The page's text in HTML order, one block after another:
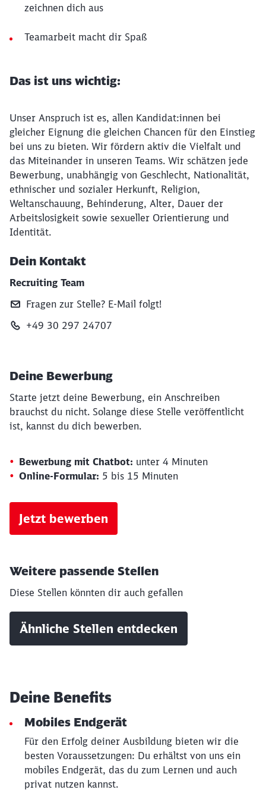
zeichnen dich aus
Teamarbeit macht dir Spaß
Das ist uns wichtig:
Unser Anspruch ist es, allen Kandidat:innen bei
gleicher Eignung die gleichen Chancen für den Einstieg
bei uns zu bieten. Wir fördern aktiv die Vielfalt und
das Miteinander in unseren Teams. Wir schätzen jede
Bewerbung, unabhängig von Geschlecht, Nationalität,
ethnischer und sozialer Herkunft, Religion,
Weltanschauung, Behinderung, Alter, Dauer der
Arbeitslosigkeit sowie sexueller Orientierung und
Identität.
Dein Kontakt
Recruiting Team
Fragen zur Stelle? E‑Mail folgt!
+49 30 297 24707
Deine Bewerbung
Starte jetzt deine Bewerbung, ein Anschreiben
brauchst du nicht. Solange diese Stelle veröffentlicht
ist, kannst du dich bewerben.
Bewerbung mit Chatbot: unter 4 Minuten
Online-Formular: 5 bis 15 Minuten
Jetzt bewerben
Weitere passende Stellen
Diese Stellen könnten dir auch gefallen
Ähnliche Stellen entdecken
Deine Benefits
Mobiles Endgerät
Für den Erfolg deiner Ausbildung bieten wir die
besten Voraussetzungen: Du erhältst von uns ein
mobiles Endgerät, das du zum Lernen und auch
privat nutzen kannst.